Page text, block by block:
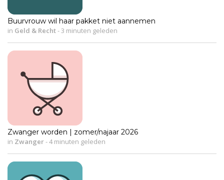
Buurvrouw wil haar pakket niet aannemen
in Geld & Recht- 3 minuten geleden
Zwanger worden | zomer/najaar 2026
in Zwanger-4 minuten geleden